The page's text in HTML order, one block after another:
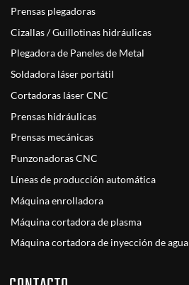
Prensas plegadoras
Cizallas / Guillotinas hidráulicas
Plegadora de Paneles de Metal
Soldadora láser portátil
Cortadoras láser CNC
Prensas hidráulicas
Prensas mecánicas
Punzonadoras CNC
Líneas de producción automática
Máquina enrolladora
Máquina cortadora de plasma
Máquina cortadora de inyección de agua